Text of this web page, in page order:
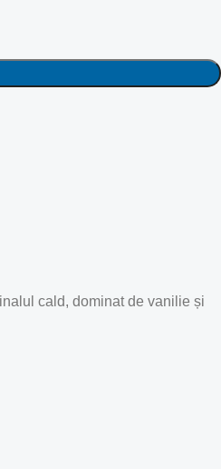
cald, dominat de vanilie și